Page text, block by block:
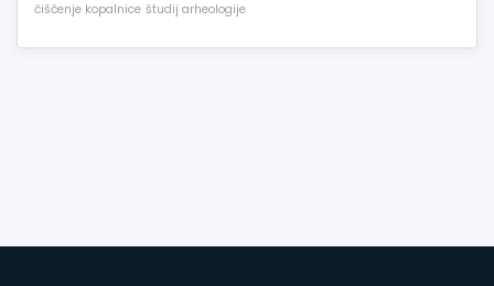
čiščenje kopalnice študij arheologije